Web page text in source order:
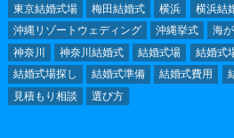
東京結婚式場
梅田結婚式 横浜 横浜結
沖縄リゾートウェディング
沖縄挙式 海
神奈川
神奈川結婚式 結婚式場 結婚式
結婚式場探し
結婚式準備 結婚式費用
見積もり相談
選び方